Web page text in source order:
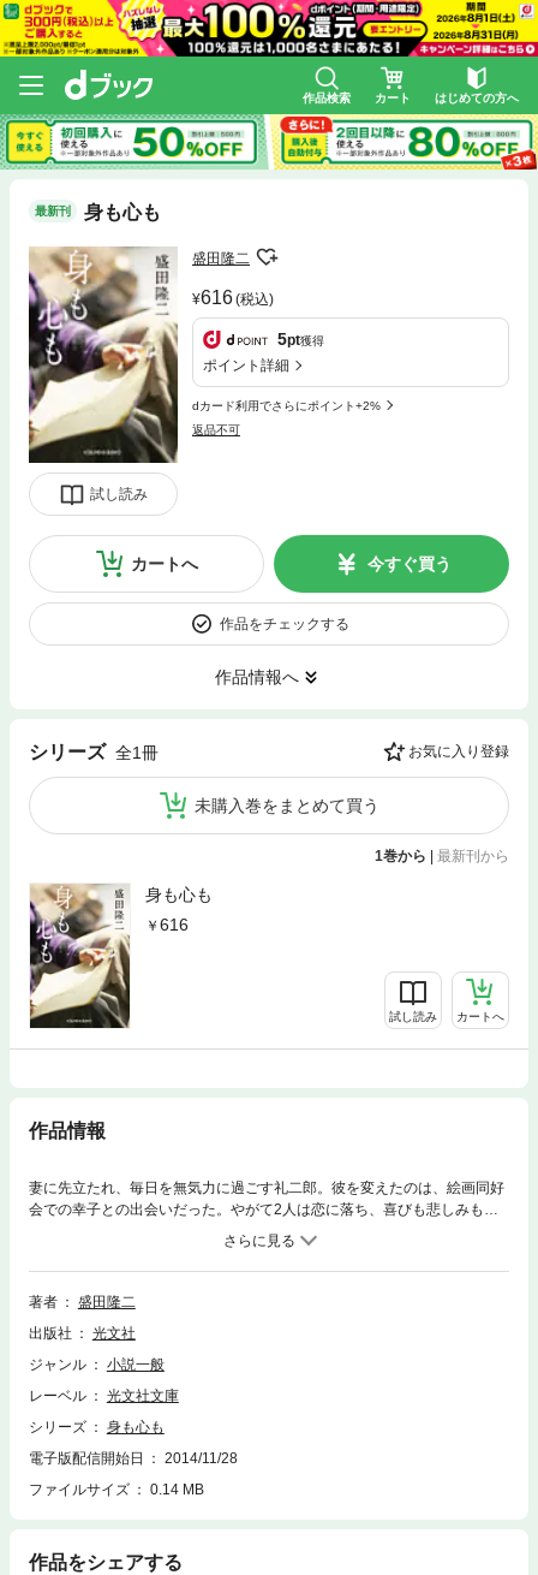
作品検索 カート はじめての方へ
最新刊 身も心も
試し読み
盛田隆二
616(税込)
5pt獲得
ポイント詳細
dカード利用でさらにポイント+2%
返品不可
カートへ 今すぐ買う
作品をチェックする
作品情報へ
シリーズ 全1冊 お気に入り登録
未購入巻をまとめて買う
1巻から | 最新刊から
身も心も
616
試し読み カートへ
作品情報
妻に先立たれ、毎日を無気力に過ごす礼二郎。彼を変えたのは、絵画同好
会での幸子との出会いだった。やがて2人は恋に落ち、喜びも悲しみも分
かち合いながら愛を育む。たとえ周囲の人間に後ろ指をさされようとも。
だが、礼二郎は不意の病に蝕まれて……。ときめきを忘れかけていた男女
が、限られた時の中で紡ぐ切実な恋愛模様を、まばゆいほどに美しく描く
感動作。
著者
盛田隆二
出版社
光文社
ジャンル
小説一般
レーベル
光文社文庫
シリーズ
身も心も
電子版配信開始日
2014/11/28
ファイルサイズ
0.14 MB
作品をシェアする